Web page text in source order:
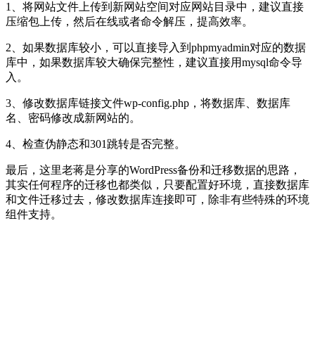
1、将网站文件上传到新网站空间对应网站目录中，建议直接
压缩包上传，然后在线或者命令解压，提高效率。
2、如果数据库较小，可以直接导入到phpmyadmin对应的数据
库中，如果数据库较大确保完整性，建议直接用mysql命令导
入。
3、修改数据库链接文件wp-config.php，将数据库、数据库
名、密码修改成新网站的。
4、检查伪静态和301跳转是否完整。
最后，这里老蒋是分享的WordPress备份和迁移数据的思路，
其实任何程序的迁移也都类似，只要配置好环境，直接数据库
和文件迁移过去，修改数据库连接即可，除非有些特殊的环境
组件支持。